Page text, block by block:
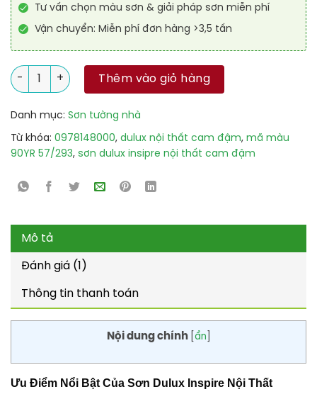
Tư vấn chọn màu sơn & giải pháp sơn miễn phí
Vận chuyển: Miễn phí đơn hàng >3,5 tấn
Sơn Dulux Insipre Nội Thất – Mã Màu Cam Đậm 90YR 57/293
Thêm vào giỏ hàng
Danh mục: Sơn tường nhà
Từ khóa: 0978148000, dulux nội thất cam đậm, mã màu
90YR 57/293, sơn dulux insipre nội thất cam đậm
Mô tả
Đánh giá (1)
Thông tin thanh toán
Nội dung chính ẩn
Ưu Điểm Nổi Bật Của Sơn Dulux Inspire Nội Thất